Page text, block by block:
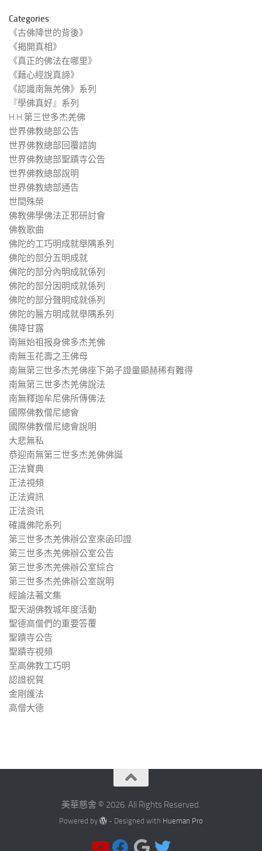
Categories
《古佛降世的背後》
《揭開真相》
《真正的佛法在哪里》
《藉心經說真諦》
《認識南無羌佛》系列
『學佛真好』系列
H.H.第三世多杰羌佛
世界佛教總部公告
世界佛教總部回覆諮詢
世界佛教總部聖蹟寺公告
世界佛教總部說明
世界佛教總部通告
世間殊榮
佛教佛學佛法正邪研討會
佛教歌曲
佛陀的工巧明成就舉隅系列
佛陀的部分五明成就
佛陀的部分內明成就係列
佛陀的部分因明成就係列
佛陀的部分聲明成就係列
佛陀的醫方明成就舉隅系列
佛降甘露
南無始祖报身佛多杰羌佛
南無玉花壽之王佛母
南無第三世多杰羌佛座下弟子證量顯赫稀有難得
南無第三世多杰羌佛說法
南無釋迦牟尼佛所傳佛法
國際佛教僧尼總會
國際佛教僧尼總會說明
大悲無私
恭迎南無第三世多杰羌佛佛誕
正法寶典
正法視頻
正法資訊
正法资讯
確識佛陀系列
第三世多杰羌佛辦公室來函印證
第三世多杰羌佛辦公室公告
第三世多杰羌佛辦公室綜合
第三世多杰羌佛辦公室說明
經論法著文集
聖天湖佛教城年度活動
聖德高僧們的重要答覆
聖蹟寺公告
聖蹟寺視頻
至高佛教工巧明
認證祝賀
金剛護法
高僧大德
美華慈舍 © 2026. All Rights Reserved.
Powered by - Designed with Hueman Pro